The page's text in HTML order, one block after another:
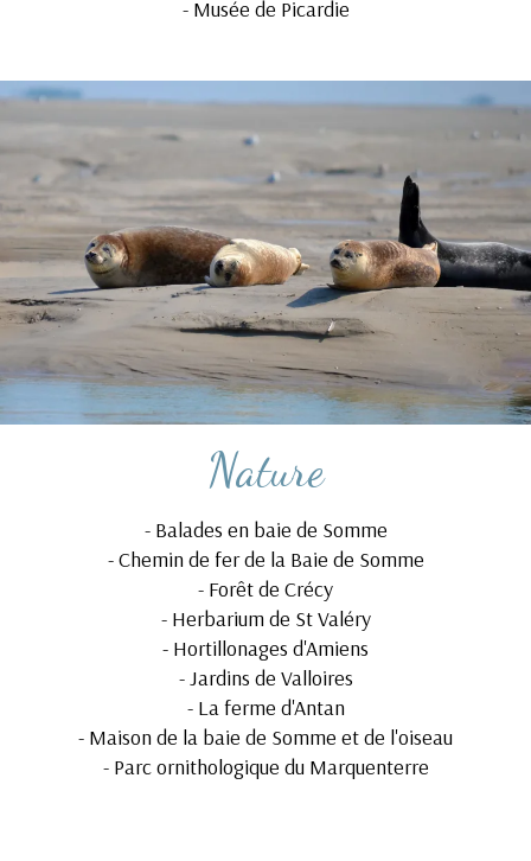
- Musée de Picardie
Nature
- Balades en baie de Somme
-Chemin de fer de la Baie de Somme
- Forêt de Crécy
- Herbarium de St Valéry
- Hortillonages d'Amiens
-Jardins de Valloires
- La ferme d'Antan
- Maison de la baie de Somme et de l'oiseau
- Parc ornithologique du Marquenterre